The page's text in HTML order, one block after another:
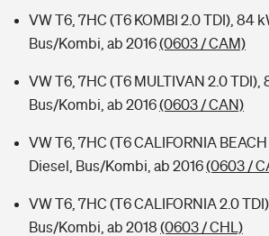
VW T6, 7HC (T6 KOMBI 2.0 TDI), 84
Bus/Kombi, ab 2016(0603 / CAM)
VW T6, 7HC (T6 MULTIVAN 2.0 TDI),
Bus/Kombi, ab 2016(0603 / CAN)
VW T6, 7HC (T6 CALIFORNIA
Diesel, Bus/Kombi, ab 2016(0603 /
VW T6, 7HC (T6 CALIFORNIA 2.0
Bus/Kombi, ab 2018 (0603 / CHL)